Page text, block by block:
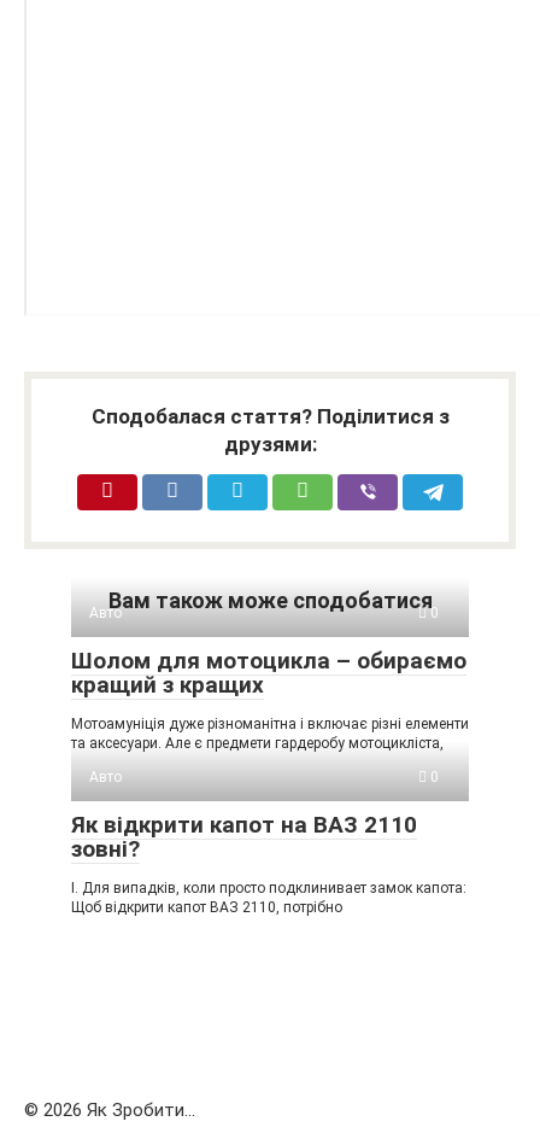
Сподобалася стаття? Поділитися з
друзями:
Вам також може сподобатися
Авто 0
Шолом для мотоцикла – обираємо
кращий з кращих
Мотоамуніція дуже різноманітна і включає різні елементи
та аксесуари. Але є предмети гардеробу мотоцикліста,
Авто
0
Як відкрити капот на ВАЗ 2110
зовні?
I. Для випадків, коли просто подклинивает замок капота:
Щоб відкрити капот ВАЗ 2110, потрібно
© 2026 Як Зробити...